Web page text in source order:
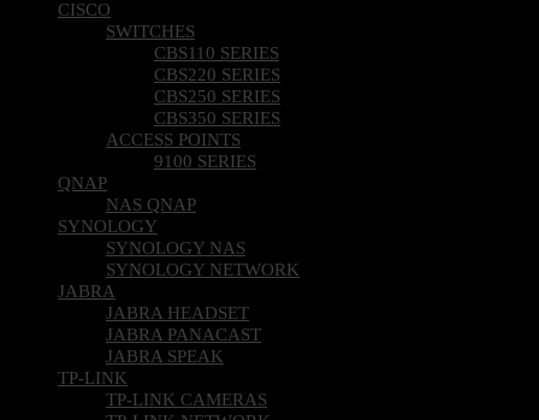
CISCO
SWITCHES
CBS110 SERIES
CBS220 SERIES
CBS250 SERIES
CBS350 SERIES
ACCESS POINTS
9100 SERIES
QNAP
NAS QNAP
SYNOLOGY
SYNOLOGY NAS
SYNOLOGY NETWORK
JABRA
JABRA HEADSET
JABRA PANACAST
JABRA SPEAK
TP-LINK
TP-LINK CAMERAS